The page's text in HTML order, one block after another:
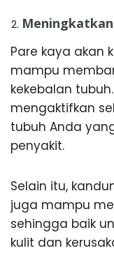
Pare kaya akan
mampu
kekebalan
mengaktifkan
tubuh Anda
penyakit.
Selain itu,
juga mampu
sehingga baik
kulit dan